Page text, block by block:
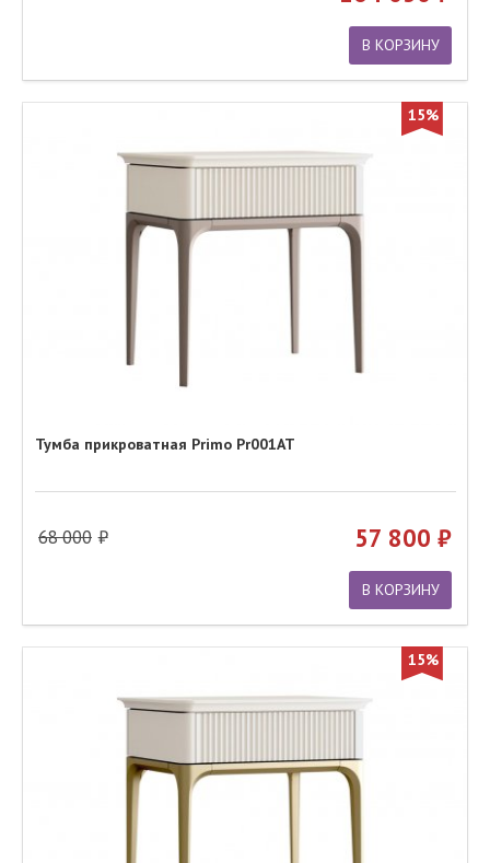
В КОРЗИНУ
15%
Тумба прикроватная Primo Pr001AT
68 000 57 800
В КОРЗИНУ
15%